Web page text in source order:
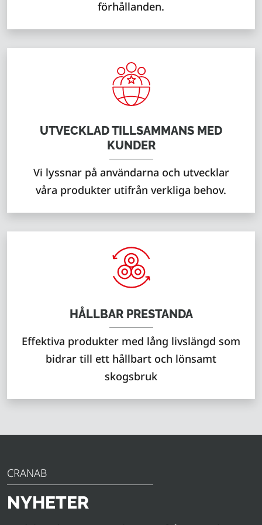
förhållanden.
UTVECKLAD TILLSAMMANS MED
KUNDER
Vi lyssnar på användarna och utvecklar
våra produkter utifrån verkliga behov.
HÅLLBAR PRESTANDA
Effektiva produkter med lång livslängd som
bidrar till ett hållbart och lönsamt
skogsbruk
CRANAB
NYHETER